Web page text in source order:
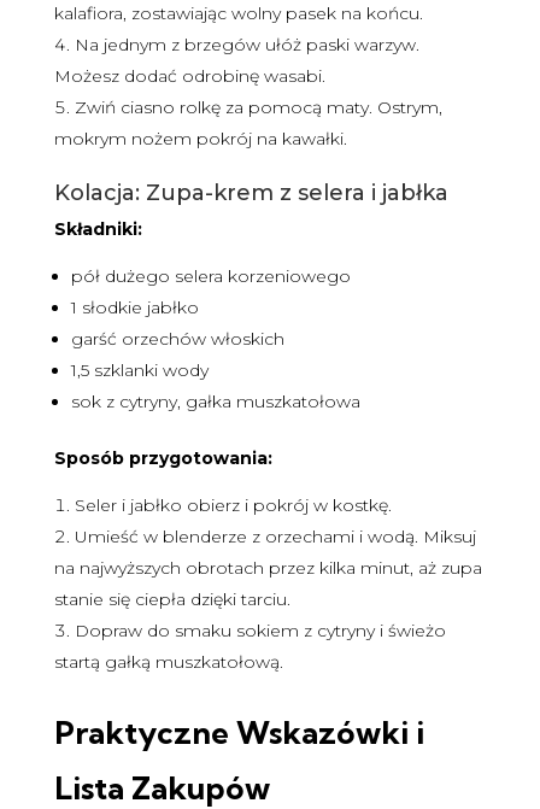
kalafiora, zostawiając wolny pasek na końcu.
Na jednym z brzegów ułóż paski warzyw.
Możesz dodać odrobinę wasabi.
Zwiń ciasno rolkę za pomocą maty. Ostrym,
mokrym nożem pokrój na kawałki.
Kolacja: Zupa-krem z selera i jabłka
Składniki:
pół dużego selera korzeniowego
1 słodkie jabłko
garść orzechów włoskich
1,5 szklanki wody
sok z cytryny, gałka muszkatołowa
Sposób przygotowania:
Seler i jabłko obierz i pokrój w kostkę.
Umieść w blenderze z orzechami i wodą. Miksuj
na najwyższych obrotach przez kilka minut, aż zupa
stanie się ciepła dzięki tarciu.
Dopraw do smaku sokiem z cytryny i świeżo
startą gałką muszkatołową.
Praktyczne Wskazówki i
Lista Zakupów